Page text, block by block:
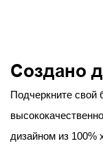
Создано
Подчеркните
дизайном из 100%